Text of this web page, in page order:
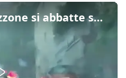
Trieste, violento acquazzone si abbatte su Trieste: strade allagate